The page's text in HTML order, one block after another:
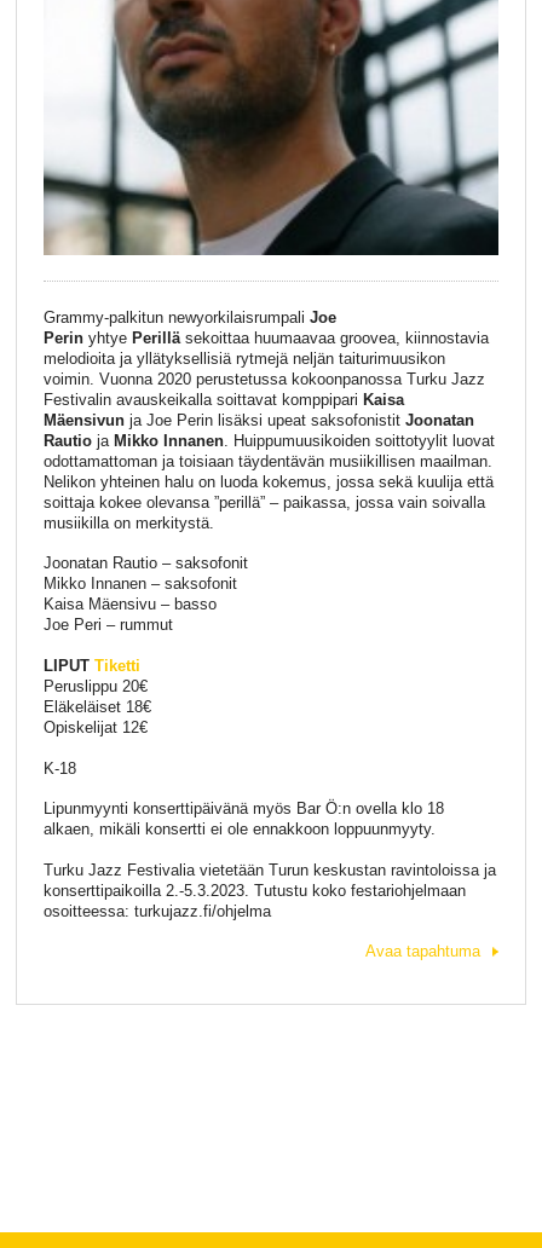
Grammy-palkitun newyorkilaisrumpali Joe
Perinyhtye Perilläsekoittaa huumaavaa groovea, kiinnostavia
melodioita ja yllätyksellisiä rytmejä neljän taiturimuusikon
voimin. Vuonna 2020 perustetussa kokoonpanossa Turku Jazz
Festivalin avauskeikalla soittavat komppipari Kaisa
Mäensivunja Joe Perin lisäksi upeat saksofonistit Joonatan
Rautioja Mikko Innanen. Huippumuusikoiden soittotyylit luovat
odottamattoman ja toisiaan täydentävän musiikillisen maailman.
Nelikon yhteinen halu on luoda kokemus, jossa sekä kuulija että
soittaja kokee olevansa ”perillä” – paikassa, jossa vain soivalla
musiikilla on merkitystä.
Joonatan Rautio – saksofonit
Mikko Innanen – saksofonit
Kaisa Mäensivu – basso
Joe Peri – rummut
LIPUT Tiketti
Peruslippu 20€
Eläkeläiset 18€
Opiskelijat 12€
K-18
Lipunmyynti konserttipäivänä myös Bar Ö:n ovella klo 18
alkaen, mikäli konsertti ei ole ennakkoon loppuunmyyty.
Turku Jazz Festivalia vietetään Turun keskustan ravintoloissa ja
konserttipaikoilla 2.-5.3.2023. Tutustu koko festariohjelmaan
osoitteessa: turkujazz.fi/ohjelma
Avaa tapahtuma